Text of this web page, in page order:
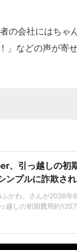
の会社にはちゃ
」などの声が寄せ
、引っ越しの初
ンプルに詐欺され
ふかわ。さんが2026
越しの初期費用約120
紹介された不動産会
明します。」と題し